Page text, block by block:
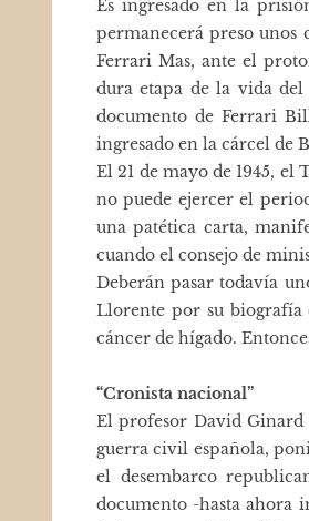
Es ingresado en la
permanecerá preso unos
Ferrari Mas, ante el
dura etapa de la vida
documento de Ferrari
ingresado en la cárcel de
El 21 de mayo de 1945,
no puede ejercer el
una patética carta,
cuando el consejo de
Deberán pasar todavía
Llorente por su biografía
cáncer de hígado.
“Cronista nacional”
El profesor David
guerra civil española,
el desembarco
documento -hasta ahora